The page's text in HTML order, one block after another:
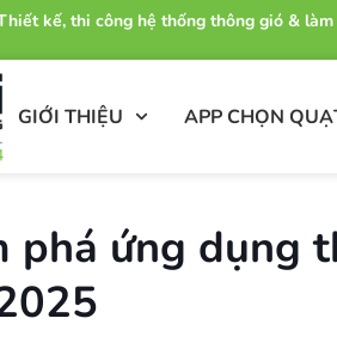
kế, thi công hệ thống thông gió &
GIỚI THIỆU APP CHỌN
phá ứng dụng